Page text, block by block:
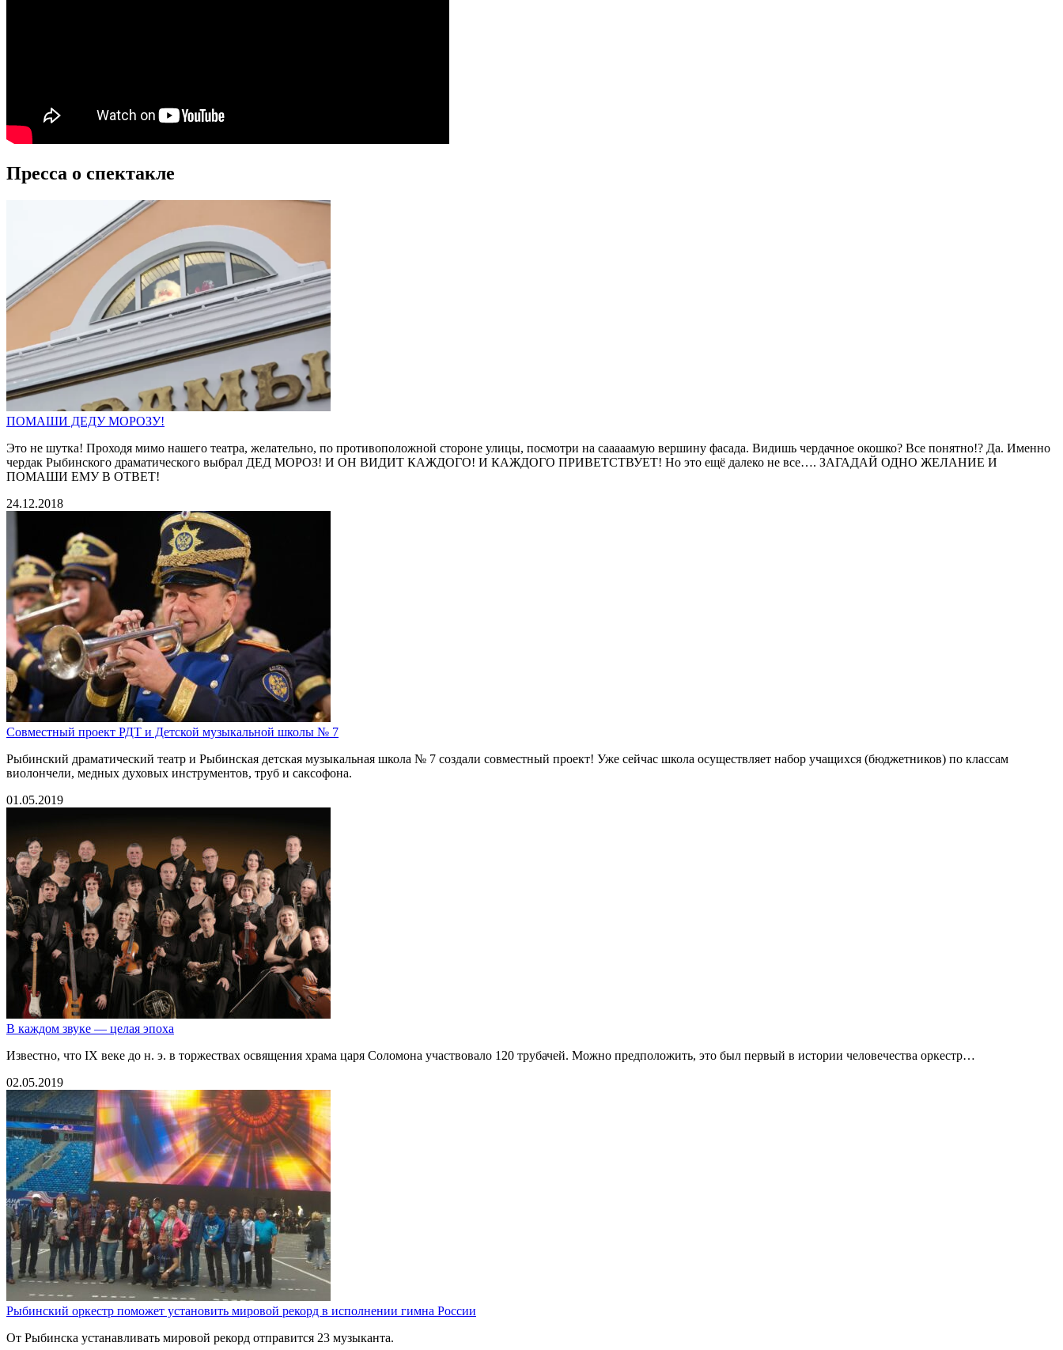
Пресса о спектакле
ПОМАШИ ДЕДУ МОРОЗУ!
Это не шутка! Проходя мимо нашего театра, желательно, по противоположной стороне улицы, посмотри на сааааамую вершину фасада. Видишь чердачное окошко? Все понятно!? Да. Именно
чердак Рыбинского драматического выбрал ДЕД МОРОЗ! И ОН ВИДИТ КАЖДОГО! И КАЖДОГО ПРИВЕТСТВУЕТ! Но это ещё далеко не все…. ЗАГАДАЙ ОДНО ЖЕЛАНИЕ И
ПОМАШИ ЕМУ В ОТВЕТ!
24.12.2018
Совместный проект РДТ и Детской музыкальной школы № 7
Рыбинский драматический театр и Рыбинская детская музыкальная школа № 7 создали совместный проект! Уже сейчас школа осуществляет набор учащихся (бюджетников) по классам
виолончели, медных духовых инструментов, труб и саксофона.
01.05.2019
В каждом звуке — целая эпоха
Известно, что IX веке до н. э. в торжествах освящения храма царя Соломона участвовало 120 трубачей. Можно предположить, это был первый в истории человечества оркестр…
02.05.2019
Рыбинский оркестр поможет установить мировой рекорд в исполнении гимна России
От Рыбинска устанавливать мировой рекорд отправится 23 музыканта.